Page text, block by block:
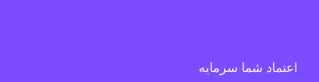
اعتماد شما سرمایه